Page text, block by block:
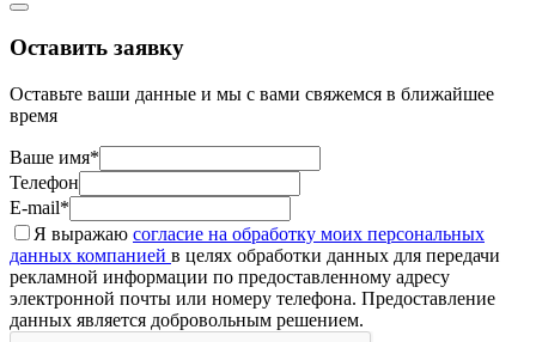
Оставить заявку
Оставьте ваши данные и мы с вами свяжемся в ближайшее
время
Ваше имя*
Телефон
E-mail*
Я выражаю согласие на обработку моих персональных
данных компанией в целях обработки данных для передачи
рекламной информации по предоставленному адресу
электронной почты или номеру телефона. Предоставление
данных является добровольным решением.